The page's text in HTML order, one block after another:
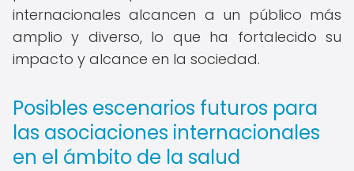
internacionales alcancen a un público más
amplio y diverso, lo que ha fortalecido su
impacto y alcance en la sociedad.
Posibles escenarios futuros para
las asociaciones internacionales
en el ámbito de la salud